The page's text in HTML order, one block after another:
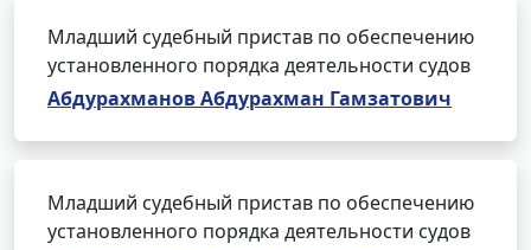
Младший судебный пристав по обеспечению
установленного порядка деятельности судов
Абдурахманов Абдурахман Гамзатович
Младший судебный пристав по обеспечению
установленного порядка деятельности судов